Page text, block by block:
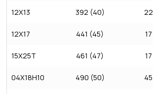
12X13 392 (40) 22
12X17 441 (45) 17
15Х25Т 461 (47) 17
04X18Н10 490 (50) 45